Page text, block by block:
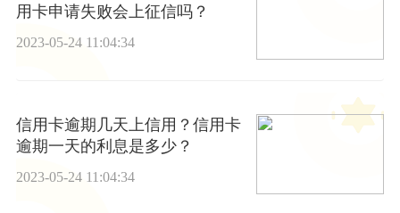
用卡申请失败会上征信吗？
2023-05-24 11:04:34
信用卡逾期几天上信用？信用卡
逾期一天的利息是多少？
2023-05-24 11:04:34